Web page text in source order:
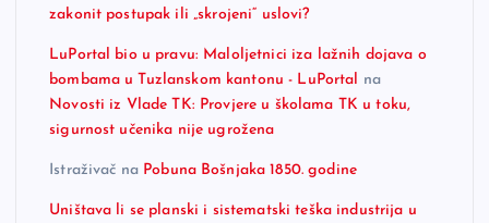
zakonit postupak ili „skrojeni“ uslovi?
LuPortal bio u pravu: Maloljetnici iza lažnih dojava o
bombama u Tuzlanskom kantonu - LuPortal
na
Novosti iz Vlade TK: Provjere u školama TK u toku,
sigurnost učenika nije ugrožena
Istraživač na Pobuna Bošnjaka 1850. godine
Uništava li se planski i sistematski teška industrija u